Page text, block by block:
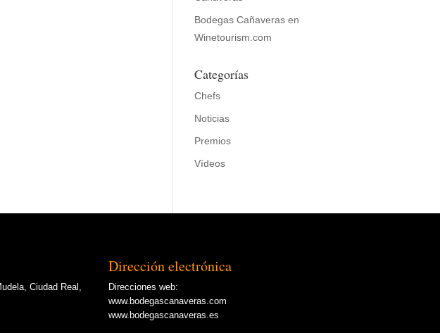
Bodegas Cañaveras en
Winetourism.com
Categorías
Chefs
Noticias
Premios
Vídeos
Ciudad Real,
Dirección electrónica
Direcciones web:
www.bodegascanaveras.com
www.bodegascanaveras.es